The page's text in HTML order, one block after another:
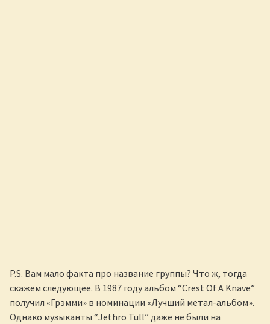
P.S. Вам мало факта про название группы? Что ж, тогда
скажем следующее. В 1987 году альбом “Crest Of A Knave”
получил «Грэмми» в номинации «Лучший метал-альбом».
Однако музыканты “Jethro Tull” даже не были на